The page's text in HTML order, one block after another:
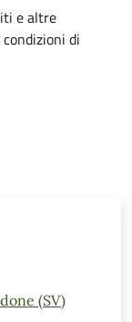
e altre
di
(SV)